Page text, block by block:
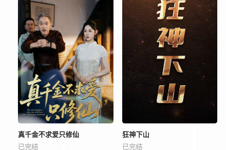
真千金不求爱只修仙
已完结
狂神下山
已完结